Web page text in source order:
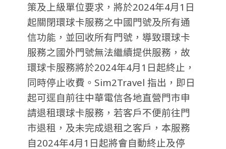
策及上級單位要求，將於2024年4月1日
起關閉環球卡服務之中國門號及所有通
信功能，並回收所有門號，導致環球卡
服務之國外門號無法繼續提供服務，故
環球卡服務將於2024年4月1日起終止，
同時停止收費。Sim2Travel 指出，即日
起可逕自前往中華電信各地直營門市申
請退租環球卡服務，若客戶不便前往門
市退租，及未完成退租之客戶，本服務
自2024年4月1日起將會自動終止及停